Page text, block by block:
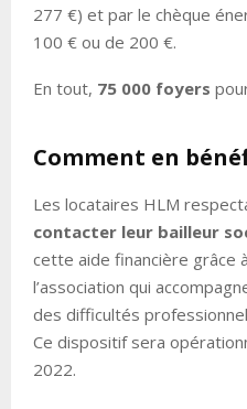
277 €) et par le chèque
100 € ou de 200 €.
En tout, 75 000 foyers
Comment en
Les locataires HLM
contacter leur bailleur
cette aide financière grâce
l’association qui
des difficultés
Ce dispositif sera
2022.